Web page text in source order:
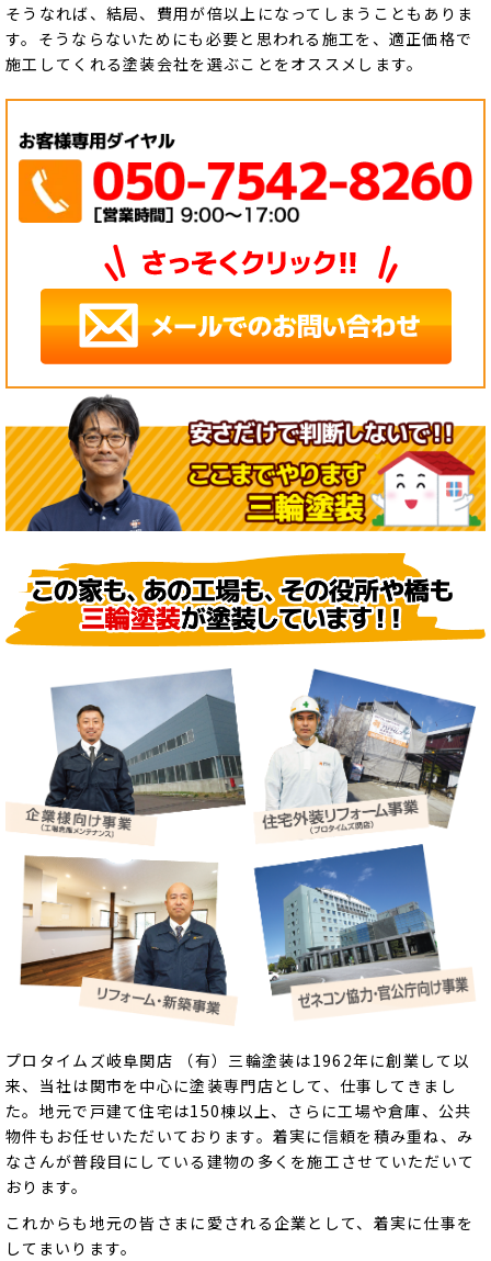
そうなれば、結局、費用が倍以上になってしまうこともありま
す。そうならないためにも必要と思われる施工を、適正価格で
施工してくれる塗装会社を選ぶことをオススメします。
プロタイムズ岐阜関店 （有）三輪塗装は1962年に創業して以
来、当社は関市を中心に塗装専門店として、仕事してきまし
た。地元で戸建て住宅は150棟以上、さらに工場や倉庫、公共
物件もお任せいただいております。着実に信頼を積み重ね、み
なさんが普段目にしている建物の多くを施工させていただいて
おります。
これからも地元の皆さまに愛される企業として、着実に仕事を
してまいります。